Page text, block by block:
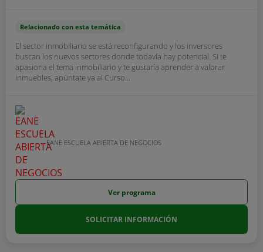
Relacionado con esta temática
El sector inmobiliario se está reconfigurando y los inversores
buscan los nuevos sectores donde todavía hay potencial. Si te
apasiona el tema inmobiliario y te gustaría aprender a valorar
inmuebles, apúntate ya al Curso...
EANE ESCUELA ABIERTA DE NEGOCIOS
Ver programa
SOLICITAR INFORMACIÓN